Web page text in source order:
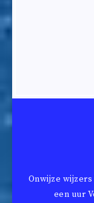
Onwijze
een uur